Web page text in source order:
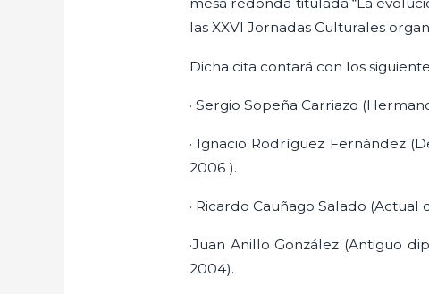
mesa redonda titulada “La
las XXVI Jornadas Culturales
Dicha cita contará con los
· Sergio Sopeña Carriazo
· Ignacio Rodríguez Fernández
2006 ).
· Ricardo Cauñago Salado
·Juan Anillo González (Antiguo
2004).